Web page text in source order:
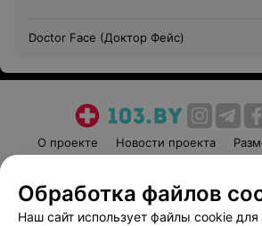
Doctor Face (Доктор Фейс)
О проекте Новости проекта
Пользовательское соглашение
Вакансии
Обработка файлов
Наш сайт использует файлы cookie для